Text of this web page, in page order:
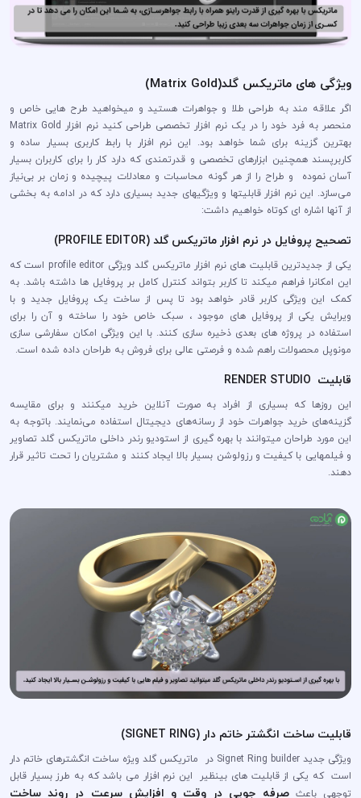
ویژگی های ماتریکس گلد(Matrix Gold)
اگر علاقه مند به طراحی طلا و جواهرات هستید و میخواهید طرح هایی خاص و
منحصر به فرد خود را در یک نرم افزار تخصصی طراحی کنید نرم افزار Matrix Gold
بهترین گزینه برای شما خواهد بود. این نرم افزار با رابط کاربری بسیار ساده و
کاربرپسند همچنین ابزارهای تخصصی و قدرتمندی که دارد کار را برای کاربران بسیار
آسان نموده و طراح را از هر گونه محاسبات و معادلات پیچیده و زمان بر بی‌نیاز
می‌سازد. این نرم افزار قابلیتها و ویژگیهای جدید بسیاری دارد که در ادامه به بخشی
از آنها اشاره ای کوتاه خواهیم داشت:
تصحیح پروفایل در نرم افزار ماتریکس گلد (PROFILE EDITOR)
یکی از جدیدترین قابلیت های نرم افزار ماتریکس گلد ویژگی profile editor است که
این امکانرا فراهم میکند تا کاربر بتواند کنترل کامل بر پروفایل ها داشته باشد. به
کمک این ویژگی کاربر قادر خواهد بود تا پس از ساخت یک پروفایل جدید و با
ویرایش یکی از پروفایل های موجود ، سبک خاص خود را ساخته و آن را برای
استفاده‌ در پروژه های بعدی ذخیره سازی کنند. با این ویژگی امکان سفارشی سازی
مونوپل محصولات راهم شده و فرصتی عالی برای فروش به طراحان داده شده است.
قابلیت RENDER STUDIO
این روزها که بسیاری از افراد به صورت آنلاین خرید میکنند و برای مقایسه
گزینه‌های خرید جواهرات خود از رسانه‌های دیجیتال استفاده می‌نمایند. باتوجه به
این مورد طراحان میتوانند با بهره گیری از استودیو رندر داخلی ماتریکس گلد تصاویر
و فیلمهایی با کیفیت و رزولوشن بسیار بالا ایجاد کنند و مشتریان را تحت تاثیر قرار
دهند.
قابلیت ساخت انگشتر خاتم دار (SIGNET RING)
ویژگی جدید Signet Ring builder در ماتریکس گلد ویژه ساخت انگشترهای خاتم دار
است که یکی از قابلیت های بینظیر این نرم افزار می باشد که به طرز بسیار قابل
توجهی باعثصرفه جویی در وقت و افزایش سرعت در روند ساخت